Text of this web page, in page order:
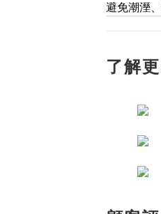
避免潮溼
了解